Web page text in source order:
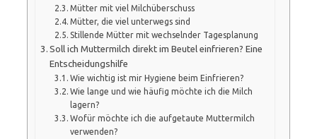
Mütter mit viel Milchüberschuss
Mütter, die viel unterwegs sind
Stillende Mütter mit wechselnder Tagesplanung
Soll ich Muttermilch direkt im Beutel einfrieren? Eine
Entscheidungshilfe
Wie wichtig ist mir Hygiene beim Einfrieren?
Wie lange und wie häufig möchte ich die Milch
lagern?
Wofür möchte ich die aufgetaute Muttermilch
verwenden?